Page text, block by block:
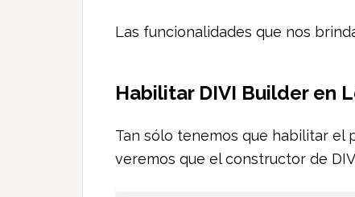
Las funcionalidades que nos
Habilitar DIVI Builder en
Tan sólo tenemos que habilitar el
veremos que el constructor de